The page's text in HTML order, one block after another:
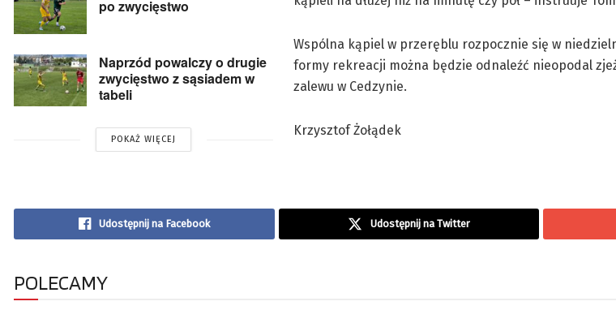
po zwycięstwo
Naprzód powalczy o drugie
zwycięstwo z sąsiadem w
tabeli
POKAŻ WIĘCEJ
Wspólna kąpiel w przeręblu rozpocznie się w
formy rekreacji można będzie odnaleźć nieopodal
zalewu w Cedzynie.
Krzysztof Żołądek
Udostępnij na Facebook Udostępnij na Twitter
POLECAMY